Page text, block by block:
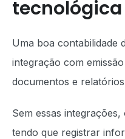
tecnológica
Uma boa contabilidade
integração com
documentos e
Sem essas
tendo que registrar